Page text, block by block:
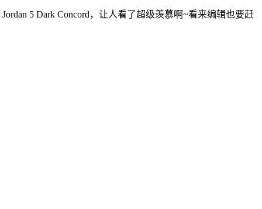
5 Dark Concord，让人看了超级羡慕啊~看来编辑也要赶